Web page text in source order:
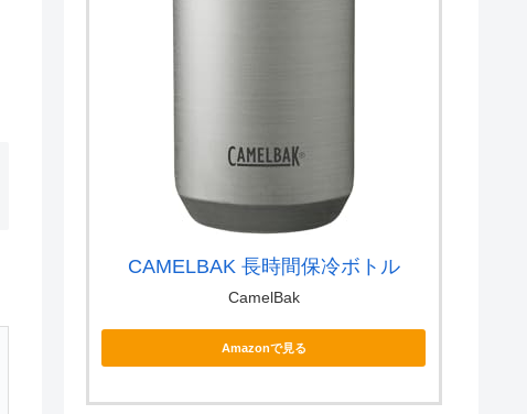
CAMELBAK 長時間保冷ボトル
CamelBak
Amazonで見る